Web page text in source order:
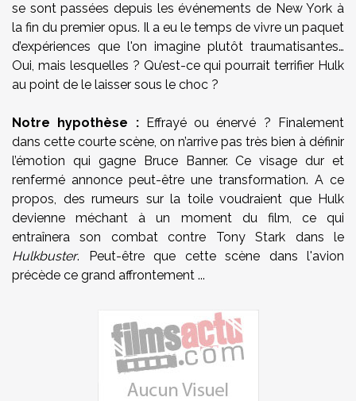
se sont passées depuis les événements de New York à
la fin du premier opus. Il a eu le temps de vivre un paquet
d’expériences que l'on imagine plutôt traumatisantes…
Oui, mais lesquelles ? Qu’est-ce qui pourrait terrifier Hulk
au point de le laisser sous le choc ?
Notre hypothèse :Effrayé ou énervé ? Finalement
dans cette courte scène, on n’arrive pas très bien à définir
l’émotion qui gagne Bruce Banner. Ce visage dur et
renfermé annonce peut-être une transformation. A ce
propos, des rumeurs sur la toile voudraient que Hulk
devienne méchant à un moment du film, ce qui
entraînera son combat contre Tony Stark dans le
Hulkbuster. Peut-être que cette scène dans l'avion
précède ce grand affrontement ...